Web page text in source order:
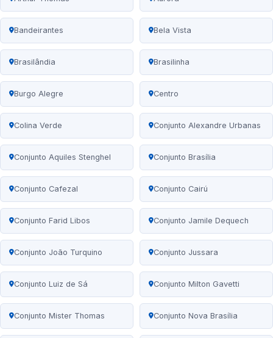
Bandeirantes Bela Vista
Brasilândia Brasilinha
Burgo Alegre Centro
Colina Verde Conjunto Alexandre Urbanas
Conjunto Aquiles Stenghel Conjunto Brasília
Conjunto Cafezal Conjunto Cairú
Conjunto Farid Libos Conjunto Jamile Dequech
Conjunto João Turquino Conjunto Jussara
Conjunto Luiz de Sá Conjunto Milton Gavetti
Conjunto Mister Thomas Conjunto Nova Brasília